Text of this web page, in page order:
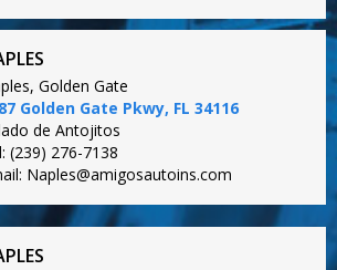
Golden Gate
Golden Gate Pkwy, FL 34116
de Antojitos
(239) 276-7138
Naples@amigosautoins.com